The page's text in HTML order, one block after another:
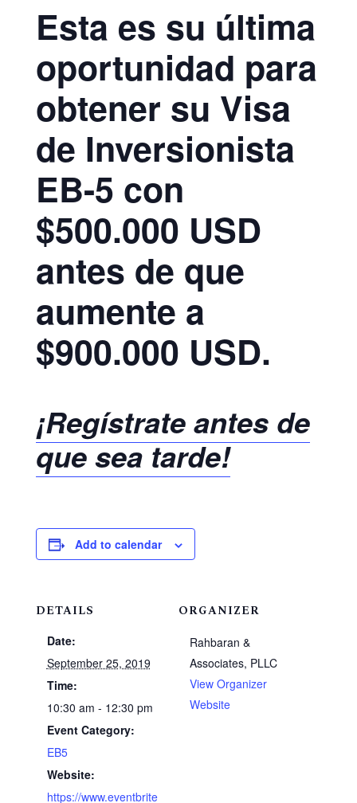
Esta es su última
oportunidad para
obtener su Visa
de Inversionista
EB-5 con
$500.000 USD
antes de que
aumente a
$900.000 USD.
¡Regístrate antes de
que sea tarde!
Add to calendar
DETAILS
Date:
September 25, 2019
Time:
10:30 am - 12:30 pm
Event Category:
EB5
Website:
https://www.eventbrite
ORGANIZER
Rahbaran &
Associates, PLLC
View Organizer
Website